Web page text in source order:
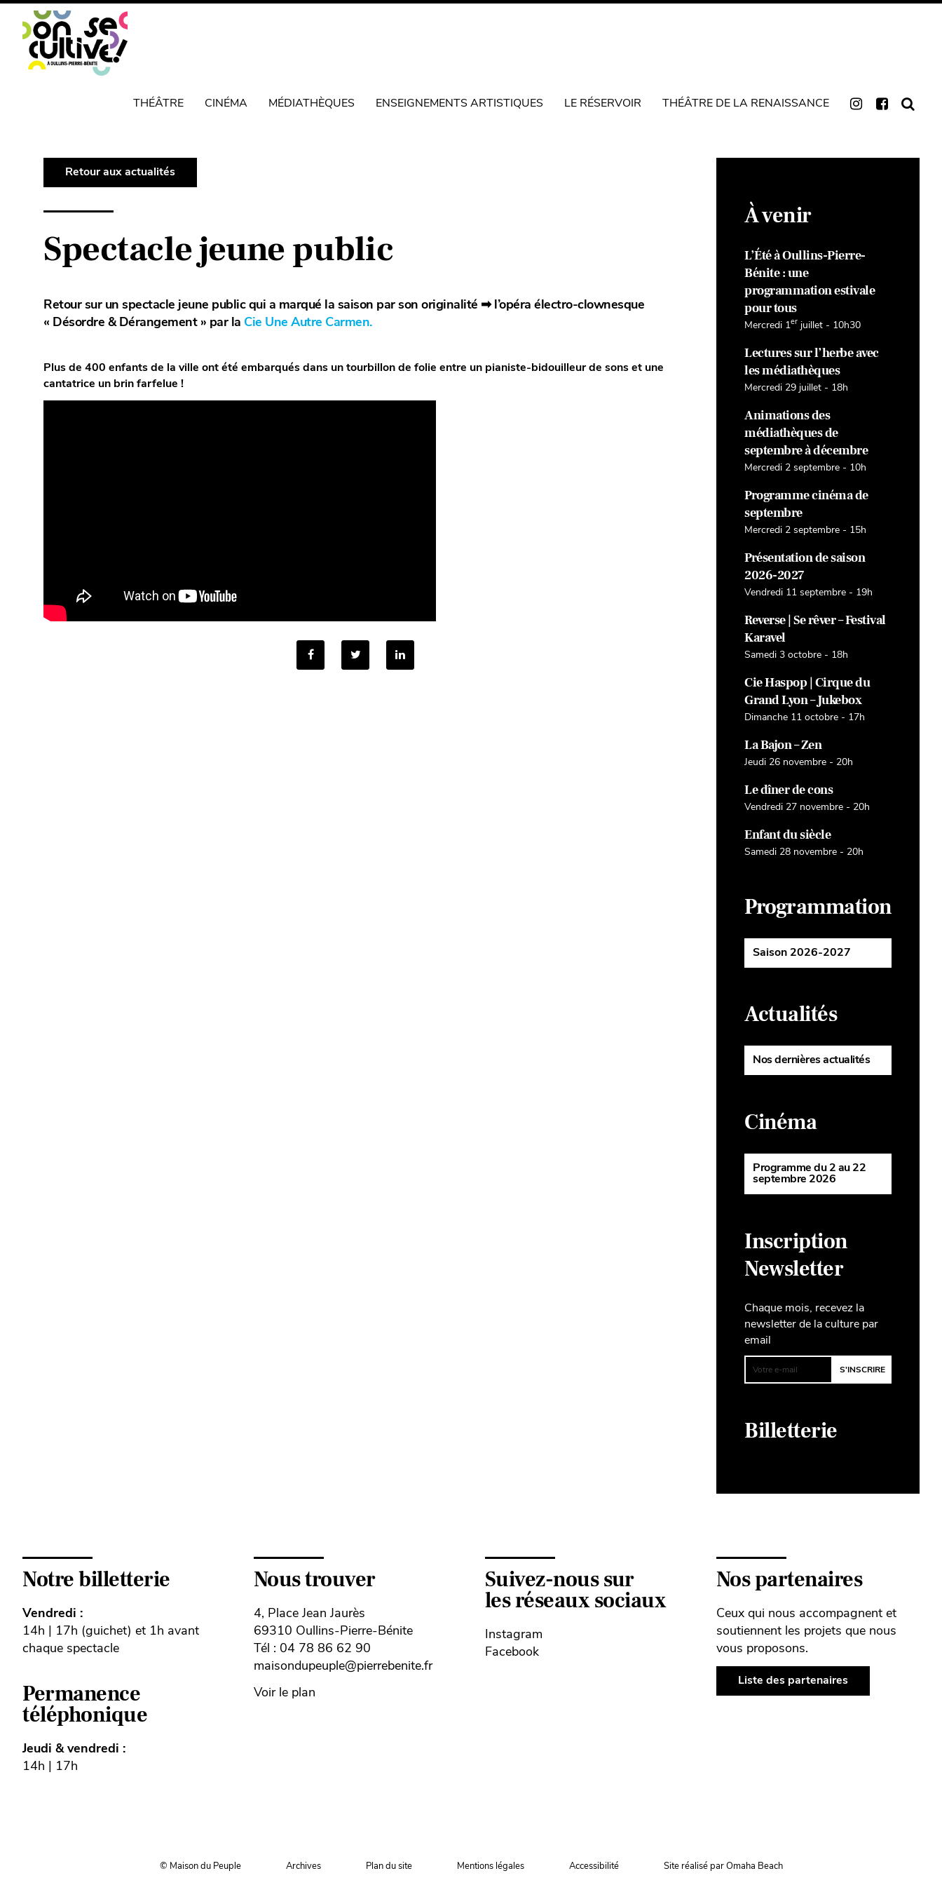
THÉÂTRE CINÉMA MÉDIATHÈQUES ENSEIGNEMENTS ARTISTIQUES LE RÉSERVOIR THÉÂTRE DE LA RENAISSANCE
Retour aux actualités
Spectacle jeune public
Retour sur un spectacle jeune public qui a marqué la saison par son originalité ➡l’opéra électro-clownesque
« Désordre & Dérangement » par la Cie Une Autre Carmen.
Plus de 400 enfants de la ville ont été embarqués dans un tourbillon de folie entre un pianiste-bidouilleur de sons et une
cantatrice un brin farfelue !
À venir
L’Été à Oullins-Pierre-
Bénite : une
programmation estivale
pour tous
Mercredi 1er juillet - 10h30
Lectures sur l’herbe avec
les médiathèques
Mercredi 29 juillet - 18h
Animations des
médiathèques de
septembre à décembre
Mercredi 2 septembre - 10h
Programme cinéma de
septembre
Mercredi 2 septembre - 15h
Présentation de saison
2026-2027
Vendredi 11 septembre - 19h
Reverse | Se rêver – Festival
Karavel
Samedi 3 octobre - 18h
Cie Haspop | Cirque du
Grand Lyon – Jukebox
Dimanche 11 octobre - 17h
La Bajon – Zen
Jeudi 26 novembre - 20h
Le dîner de cons
Vendredi 27 novembre - 20h
Enfant du siècle
Samedi 28 novembre - 20h
Programmation
Saison 2026-2027
Actualités
Nos dernières actualités
Cinéma
Programme du 2 au 22
septembre 2026
Inscription
Newsletter
Chaque mois, recevez la
newsletter de la culture par
email
Billetterie
Notre billetterie
Vendredi :
14h | 17h (guichet) et 1h avant
chaque spectacle
Permanence
téléphonique
Jeudi & vendredi :
14h | 17h
Nous trouver
4, Place Jean Jaurès
69310 Oullins-Pierre-Bénite
Tél : 04 78 86 62 90
maisondupeuple@pierrebenite.fr
Voir le plan
Suivez-nous sur
les réseaux sociaux
Instagram
Facebook
Nos partenaires
Ceux qui nous accompagnent et
soutiennent les projets que nous
vous proposons.
Liste des partenaires
© Maison du Peuple Archives Plan du site Mentions légales Accessibilité Site réalisé par Omaha Beach